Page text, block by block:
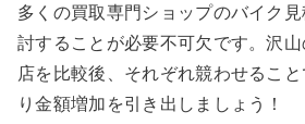
多くの買取専門ショップのバイク
討することが必要不可欠です。沢
店を比較後、それぞれ競わせるこ
り金額増加を引き出しましょう！